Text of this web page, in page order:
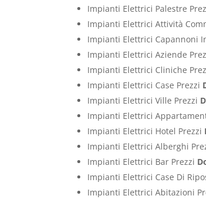
Impianti Elettrici Palestre
Impianti Elettrici Attività
Impianti Elettrici Capannoni
Impianti Elettrici Aziende
Impianti Elettrici Cliniche
Impianti Elettrici Case Prezzi
Impianti Elettrici Ville Prezzi
Impianti Elettrici
Impianti Elettrici Hotel Prezzi
Impianti Elettrici Alberghi
Impianti Elettrici Bar Prezzi
Impianti Elettrici Case Di
Impianti Elettrici Abitazioni